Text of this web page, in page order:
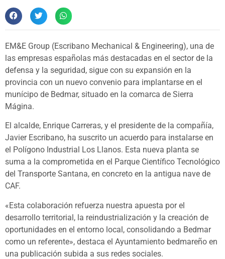
EM&E Group (Escribano Mechanical & Engineering), una de
las empresas españolas más destacadas en el sector de la
defensa y la seguridad, sigue con su expansión en la
provincia con un nuevo convenio para implantarse en el
munícipo de Bedmar, situado en la comarca de Sierra
Mágina.
El alcalde, Enrique Carreras, y el presidente de la compañía,
Javier Escribano, ha suscrito un acuerdo para instalarse en
el Polígono Industrial Los Llanos. Esta nueva planta se
suma a la comprometida en el Parque Científico Tecnológico
del Transporte Santana, en concreto en la antigua nave de
CAF.
«Esta colaboración refuerza nuestra apuesta por el
desarrollo territorial, la reindustrialización y la creación de
oportunidades en el entorno local, consolidando a Bedmar
como un referente», destaca el Ayuntamiento bedmareño en
una publicación subida a sus redes sociales.